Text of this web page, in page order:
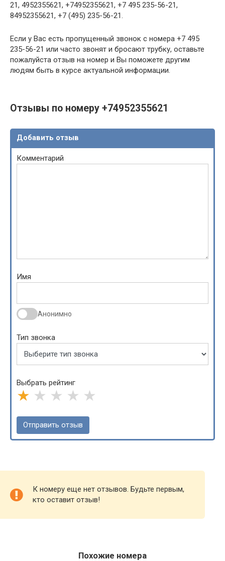
21, 4952355621, +74952355621, +7 495 235-56-21,
84952355621, +7 (495) 235-56-21.
Если у Вас есть пропущенный звонок с номера +7 495
235-56-21 или часто звонят и бросают трубку, оставьте
пожалуйста отзыв на номер и Вы поможете другим
людям быть в курсе актуальной информации.
Отзывы по номеру +74952355621
Добавить отзыв
Комментарий
Имя
Анонимно
Тип звонка
Выбрать рейтинг
★ ★ ★ ★ ★
К номеру еще нет отзывов. Будьте первым,
кто оставит отзыв!
Похожие номера